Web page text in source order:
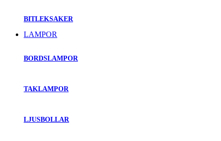
BITLEKSAKER
LAMPOR
BORDSLAMPOR
TAKLAMPOR
LJUSBOLLAR